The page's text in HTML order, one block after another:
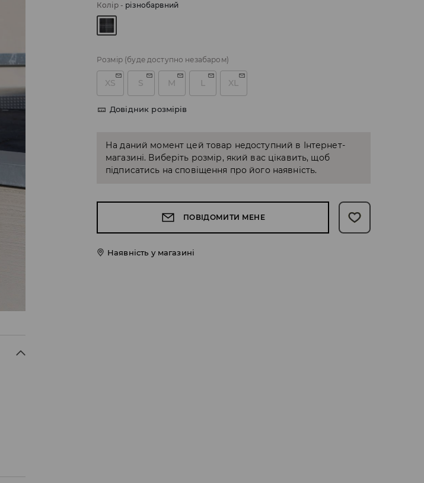
Колір- різнобарвний
Розмір (буде доступно незабаром)
XS S M L XL
Довідник розмірів
На даний момент цей товар недоступний в Інтернет-
магазині. Виберіть розмір, який вас цікавить, щоб
підписатись на сповіщення про його наявність.
ПОВІДОМИТИ МЕНЕ
Наявність у магазині